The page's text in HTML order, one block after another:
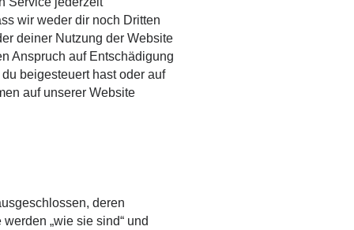
wir weder dir noch Dritten
deiner Nutzung der Website
Anspruch auf Entschädigung
beigesteuert hast oder auf
auf unserer Website
deren
„wie sie sind“ und